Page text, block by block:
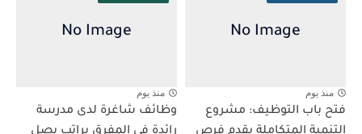
منذ يوم
فتح باب التوظيف: مشروع
التنمية المتكاملة يقدم فرص
منذ يوم
وظائف شاغرة لدى مدرسة
رائدة في المفرق براتب يصل